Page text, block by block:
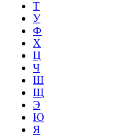
Т
У
Ф
Х
Ц
Ч
Ш
Щ
Э
Ю
Я